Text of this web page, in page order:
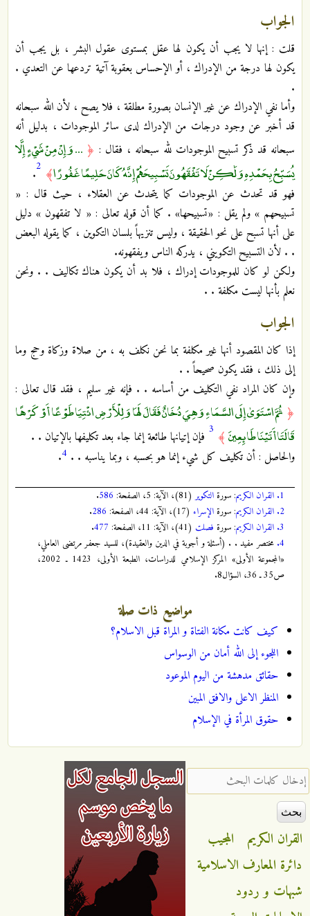
الجواب
قلت : إنها لا يجب أن يكون لها عقل بمستوى عقول البشر ، بل يجب أن
يكون لها درجة من الإدراك ، أو الإحساس بعقوبة آتية تردعها عن التعدي .
.
وأما نفي الإدراك عن غير الإنسان بصورة مطلقة ، فلا يصح ، لأن الله سبحانه
قد أخبر عن وجود درجات من الإدراك لدى سائر الموجودات ، بدليل أنه
سبحانه قد ذكر تسبيح الموجودات لله سبحانه ، فقال : ﴿ ... وَإِنْ مِنْ شَيْءٍ إِلَّا
يُسَبِّحُ بِحَمْدِهِ وَلَٰكِنْ لَا تَفْقَهُونَ تَسْبِيحَهُمْ إِنَّهُ كَانَ حَلِيمًا غَفُورًا﴾ 2
.
فهو قد تحدث عن الموجودات كما يتحدث عن العقلاء ، حيث قال : «
تسبيحهم » ولم يقل : «تسبيحها» . كما أن قوله تعالى : « لا تفقهون » دليل
على أنها تسبح على نحو الحقيقة ، وليس تنزيهاً بلسان التكوين ، كما يقوله البعض
. . لأن التسبيح التكويني ، يدركه الناس ويفقهونه.
ولكن لو كان للموجودات إدراك ، فلا بد أن يكون هناك تكاليف . . ونحن
نعلم بأنها ليست مكلفة . .
الجواب
إذا كان المقصود أنها غير مكلفة بما نحن نكلف به ، من صلاة وزكاة وحج وما
إلى ذلك ، فقد يكون صحيحاً . .
وإن كان المراد نفي التكليف من أساسه . . فإنه غير سليم ، فقد قال تعالى :
﴿ ثُمَّ اسْتَوَىٰ إِلَى السَّمَاءِ وَهِيَ دُخَانٌ فَقَالَ لَهَا وَلِلْأَرْضِ ائْتِيَا طَوْعًا أَوْ كَرْهًا
قَالَتَا أَتَيْنَا طَائِعِينَ ﴾ 3 فإن إتيانها طائعة إنما جاء بعد تكليفها بالإتيان . .
والحاصل : أن تكليف كل شيء إنما هو بحسبه ، وبما يناسبه . . 4
.
1. القران الكريم: سورةالتكوير (81)، الآية: 5، الصفحة: 586
.
2. القران الكريم: سورةالإسراء (17)، الآية: 44، الصفحة: 286
.
3. القران الكريم: سورة فصلت (41)، الآية: 11، الصفحة: 477
.
4. مختصر مفيد . . (أسئلة و أجوبة في الدين والعقيدة)، للسيد جعفر مرتضى العاملي،
«المجموعة الأولى» المركز الإسلامي للدراسات، الطبعة الأولى، 1423 ـ 2002،
ص35 ـ 36، السؤال8.
مواضيع ذات صلة
كيف كانت مكانة الفتاة و المراة قبل الاسلام؟
اللجوء إلى الله أمان من الوسواس
حقائق مدهشة من اليوم الموعود
المنظر الاعلى والافق المبين
حقوق المرأة في الإسلام
‏إدخال كلمات البحث ‏
القران الكريم
المجيب
دائرة المعارف الاسلامية
شبهات و ردود